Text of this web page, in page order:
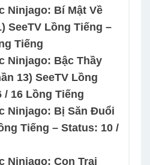
Ninjago: Bí Mật Về
SeeTV Lồng Tiếng –
Tiếng
Ninjago: Bậc Thầy
13) SeeTV Lồng
/ 16 Lồng Tiếng
Ninjago: Bị Săn Đuổi
Tiếng – Status: 10 /
Ninjago: Con Trai